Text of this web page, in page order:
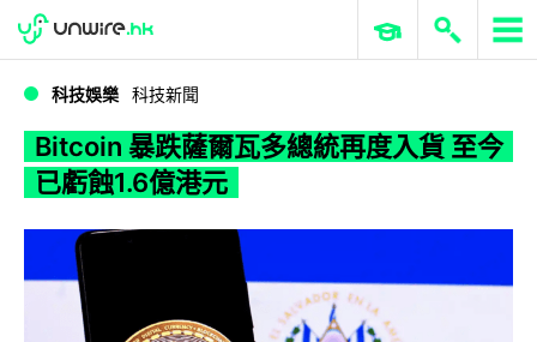
WWDC 2026 ERP 與商業 AI
科技娛樂 科技新聞
Bitcoin 暴跌薩爾瓦多總統再度入貨 至今
已虧蝕1.6億港元